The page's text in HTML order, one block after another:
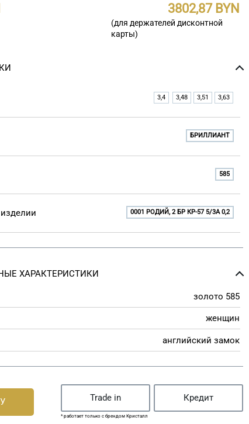
3802,87
(для держателей дисконтной
карты)
3,4 3,48 3,51 3,63
БРИЛЛИАНТ
585
0001 РОДИЙ, 2 БР КР-57 5/3A 0,2
ХАРАКТЕРИСТИКИ
золото 585
женщин
английский замок
Trade in Кредит
* работает только с брендом Кристалл